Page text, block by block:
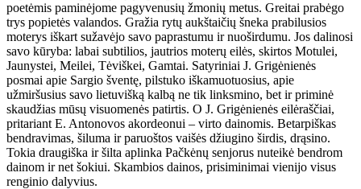
poetėmis paminėjome pagyvenusių žmonių metus. Greitai prabėgo
trys popietės valandos. Gražia rytų aukštaičių šneka prabilusios
moterys iškart sužavėjo savo paprastumu ir nuoširdumu. Jos dalinosi
savo kūryba: labai subtilios, jautrios moterų eilės, skirtos Motulei,
Jaunystei, Meilei, Tėviškei, Gamtai. Satyriniai J. Grigėnienės
posmai apie Sargio šventę, pilstuko iškamuotuosius, apie
užmiršusius savo lietuvišką kalbą ne tik linksmino, bet ir priminė
skaudžias mūsų visuomenės patirtis. O J. Grigėnienės eilėraščiai,
pritariant E. Antonovos akordeonui – virto dainomis. Betarpiškas
bendravimas, šiluma ir paruoštos vaišės džiugino širdis, drąsino.
Tokia draugiška ir šilta aplinka Pačkėnų senjorus nuteikė bendrom
dainom ir net šokiui. Skambios dainos, prisiminimai vienijo visus
renginio dalyvius.